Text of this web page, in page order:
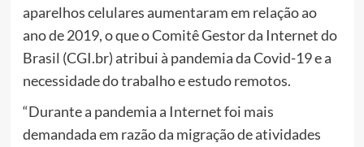
aparelhos celulares aumentaram em relação ao
ano de 2019, o que o Comitê Gestor da Internet do
Brasil (CGI.br) atribui à pandemia da Covid-19 e a
necessidade do trabalho e estudo remotos.
“Durante a pandemia a Internet foi mais
demandada em razão da migração de atividades